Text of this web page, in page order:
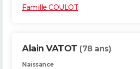
Famille COULOT
Alain VATOT (78 ans)
Naissance